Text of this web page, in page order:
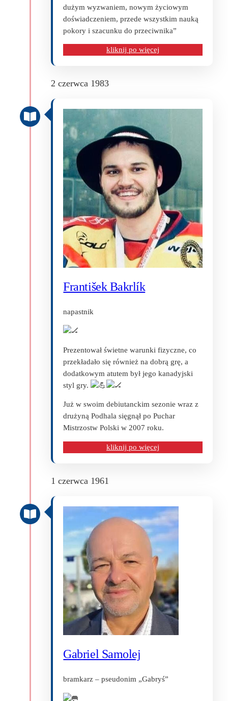
dużym wyzwaniem, nowym życiowym
doświadczeniem, przede wszystkim nauką
pokory i szacunku do przeciwnika”
kliknij po więcej
2 czerwca 1983
František Bakrlík
napastnik
Prezentował świetne warunki fizyczne, co
przekładało się również na dobrą grę, a
dodatkowym atutem był jego kanadyjski
styl gry.
Już w swoim debiutanckim sezonie wraz z
drużyną Podhala sięgnął po Puchar
Mistrzostw Polski w 2007 roku.
kliknij po więcej
1 czerwca 1961
Gabriel Samolej
bramkarz – pseudonim „Gabryś”